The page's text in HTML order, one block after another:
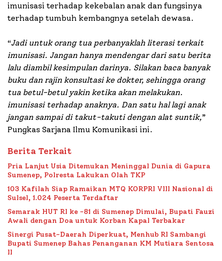
imunisasi terhadap kekebalan anak dan fungsinya
terhadap tumbuh kembangnya setelah dewasa.
“Jadi untuk orang tua perbanyaklah literasi terkait
imunisasi. Jangan hanya mendengar dari satu berita
lalu diambil kesimpulan darinya. Silakan baca banyak
buku dan rajin konsultasi ke dokter, sehingga orang
tua betul-betul yakin ketika akan melakukan.
imunisasi terhadap anaknya. Dan satu hal lagi anak
jangan sampai di takut-takuti dengan alat suntik,”
Pungkas Sarjana Ilmu Komunikasi ini.
Berita Terkait
Pria Lanjut Usia Ditemukan Meninggal Dunia di Gapura
Sumenep, Polresta Lakukan Olah TKP
103 Kafilah Siap Ramaikan MTQ KORPRI VIII Nasional di
Sulsel, 1.024 Peserta Terdaftar
Semarak HUT RI ke -81 di Sumenep Dimulai, Bupati Fauzi
Awali dengan Doa untuk Korban Kapal Terbakar
Sinergi Pusat-Daerah Diperkuat, Menhub RI Sambangi
Bupati Sumenep Bahas Penanganan KM Mutiara Sentosa
II